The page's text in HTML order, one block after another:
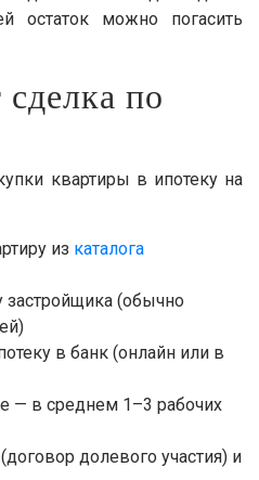
остаток можно погасить
по
квартиры в ипотеку на
из каталога
застройщика (обычно
в банк (онлайн или в
— в среднем 1–3 рабочих
долевого участия) и